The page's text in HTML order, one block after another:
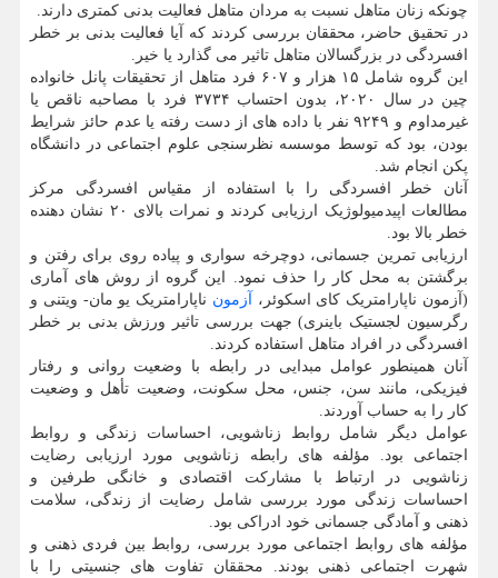
چونکه زنان متاهل نسبت به مردان متاهل فعالیت بدنی کمتری دارند.
در تحقیق حاضر، محققان بررسی کردند که آیا فعالیت بدنی بر خطر
افسردگی در بزرگسالان متاهل تاثیر می گذارد یا خیر.
این گروه شامل ۱۵ هزار و ۶۰۷ فرد متاهل از تحقیقات پانل خانواده
چین در سال ۲۰۲۰، بدون احتساب ۳۷۳۴ فرد با مصاحبه ناقص یا
غیرمداوم و ۹۲۴۹ نفر با داده های از دست رفته یا عدم حائز شرایط
بودن، بود که توسط موسسه نظرسنجی علوم اجتماعی در دانشگاه
پکن انجام شد.
آنان خطر افسردگی را با استفاده از مقیاس افسردگی مرکز
مطالعات اپیدمیولوژیک ارزیابی کردند و نمرات بالای ۲۰ نشان دهنده
خطر بالا بود.
ارزیابی تمرین جسمانی، دوچرخه سواری و پیاده روی برای رفتن و
برگشتن به محل کار را حذف نمود. این گروه از روش های آماری
(آزمون ناپارامتریک کای اسکوئر، آزمون ناپارامتریک یو مان- ویتنی و
رگرسیون لجستیک باینری) جهت بررسی تاثیر ورزش بدنی بر خطر
افسردگی در افراد متاهل استفاده کردند.
آنان همینطور عوامل مبدایی در رابطه با وضعیت روانی و رفتار
فیزیکی، مانند سن، جنس، محل سکونت، وضعیت تأهل و وضعیت
کار را به حساب آوردند.
عوامل دیگر شامل روابط زناشویی، احساسات زندگی و روابط
اجتماعی بود. مؤلفه های رابطه زناشویی مورد ارزیابی رضایت
زناشویی در ارتباط با مشارکت اقتصادی و خانگی طرفین و
احساسات زندگی مورد بررسی شامل رضایت از زندگی، سلامت
ذهنی و آمادگی جسمانی خود ادراکی بود.
مؤلفه های روابط اجتماعی مورد بررسی، روابط بین فردی ذهنی و
شهرت اجتماعی ذهنی بودند. محققان تفاوت های جنسیتی را با